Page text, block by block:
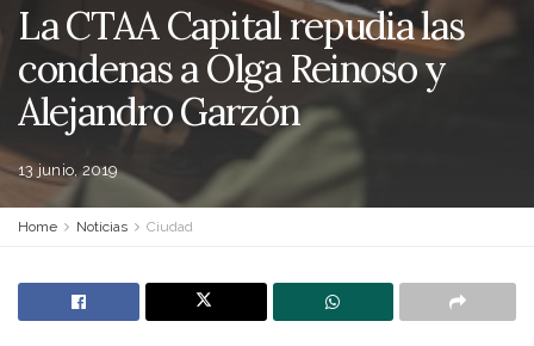
La CTAA Capital repudia las
condenas a Olga Reinoso y
Alejandro Garzón
13 junio, 2019
Home Noticias Ciudad